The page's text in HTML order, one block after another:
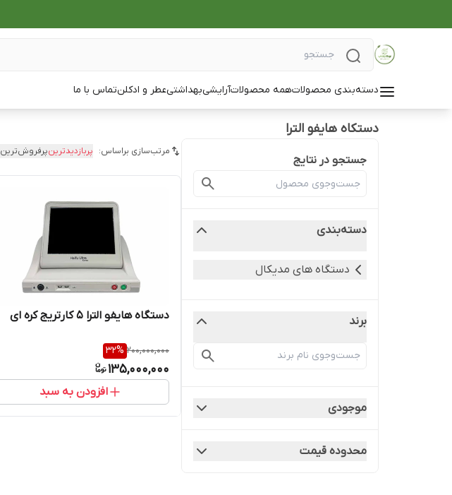
دسته‌بندی محصولاتهمه محصولاتآرایشیبهداشتیعطر و ادکلنتماس با ما
دستکاه هایفو الترا
جستجو در نتایج
دسته‌بندی
دستگاه های مدیکال
برند
موجودی
محدوده قیمت
مرتب‌سازی براساس: پربازدیدترینپرفروش‌ترین
دستگاه هایفو الترا 5 کارتریج کره ای
200,000,000
32%
135,000,000
افزودن به سبد